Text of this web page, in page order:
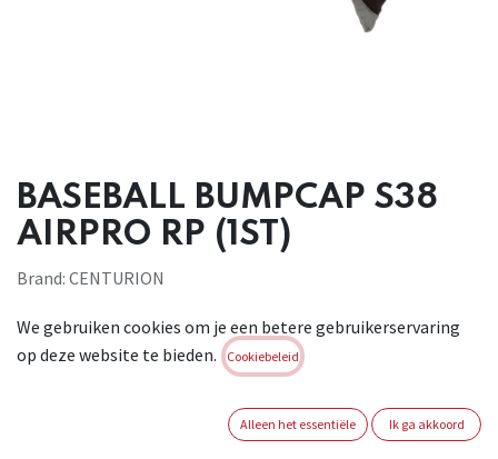
BASEBALL BUMPCAP S38
AIRPRO RP (1ST)
Brand: CENTURION
Login of registreer om verder te
gaan
We gebruiken cookies om je een betere gebruikerservaring
op deze website te bieden.
Cookiebeleid
Alleen het essentiële Ik ga akkoord